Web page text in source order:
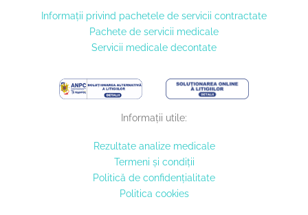
Informaţii privind pachetele de servicii contractate
Pachete de servicii medicale
Servicii medicale decontate
Informații utile:
Rezultate analize medicale
Termeni și condiții
Politică de confidențialitate
Politica cookies